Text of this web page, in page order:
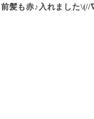
髪も赤♪入れました\(//